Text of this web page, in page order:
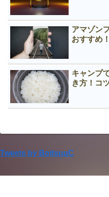
アマゾン
おすすめ
キャンプ
き方！コ
Tweets by BoitsuuC